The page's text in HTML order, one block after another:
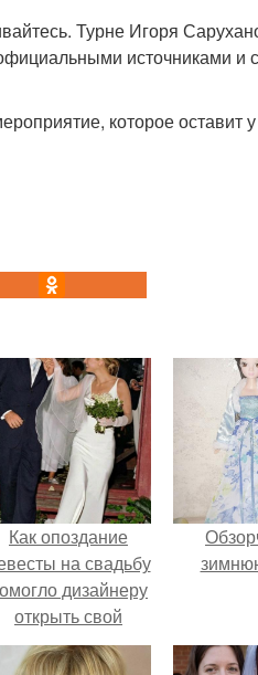
Турне Игоря
источниками и
которое оставит
Как опоздание
на свадьбу
дизайнеру
открыть свой
бренд.